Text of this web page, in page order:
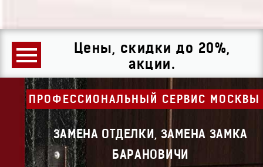
Цены, скидки до 20%,
акции.
ПРОФЕССИОНАЛЬНЫЙ СЕРВИС МОСКВЫ
ЗАМЕНА ОТДЕЛКИ, ЗАМЕНА ЗАМКА
БАРАНОВИЧИ